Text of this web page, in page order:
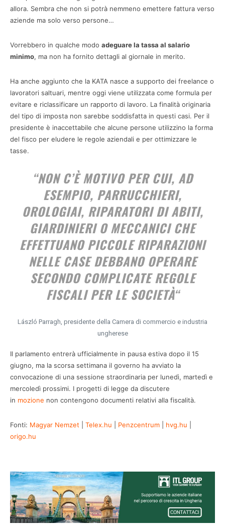
allora. Sembra che non si potrà nemmeno emettere fattura verso
aziende ma solo verso persone…
Vorrebbero in qualche modo adeguare la tassa al salario
minimo, ma non ha fornito dettagli al giornale in merito.
Ha anche aggiunto che la KATA nasce a supporto dei freelance o
lavoratori saltuari, mentre oggi viene utilizzata come formula per
evitare e riclassificare un rapporto di lavoro. La finalità originaria
del tipo di imposta non sarebbe soddisfatta in questi casi. Per il
presidente è inaccettabile che alcune persone utilizzino la forma
del fisco per eludere le regole aziendali e per ottimizzare le
tasse.
“NON C’È MOTIVO PER CUI, AD
ESEMPIO, PARRUCCHIERI,
OROLOGIAI, RIPARATORI DI ABITI,
GIARDINIERI O MECCANICI CHE
EFFETTUANO PICCOLE RIPARAZIONI
NELLE CASE DEBBANO OPERARE
SECONDO COMPLICATE REGOLE
FISCALI PER LE SOCIETÀ“
László Parragh, presidente della Camera di commercio e industria
ungherese
Il parlamento entrerà ufficialmente in pausa estiva dopo il 15
giugno, ma la scorsa settimana il governo ha avviato la
convocazione di una sessione straordinaria per lunedì, martedì e
mercoledì prossimi. I progetti di legge da discutere
in mozione non contengono documenti relativi alla fiscalità.
Fonti: Magyar Nemzet Telex.hu Penzcentrum hvg.hu
origo.hu